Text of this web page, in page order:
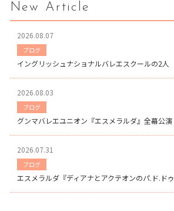
New Article
2026.08.07
ブログ
イングリッシュナショナルバレエスクールの2人
2026.08.03
ブログ
グンマバレエユニオン『エスメラルダ』全幕公演
2026.07.31
ブログ
エスメラルダ『ディアナとアクテオンのパ.ド.ドゥ